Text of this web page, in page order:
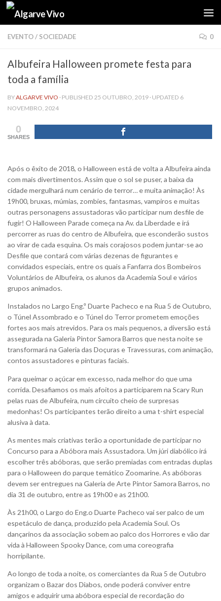
Skip to content
EVENTO/ SOCIEDADE 0
Albufeira Halloween promete festa para
toda a família
BYALGARVE VIVO · PUBLISHED 25 OUTUBRO, 2019 · UPDATED 6
NOVEMBRO, 2024
0
SHARES
Após o êxito de 2018, o Halloween está de volta a Albufeira ainda
com mais divertimentos. Assim que o sol se puser, a baixa da
cidade mergulhará num cenário de terror… e muita animação! Às
19h00, bruxas, múmias, zombies, fantasmas, vampiros e muitas
outras personagens assustadoras vão participar num desfile de
fugir! O Halloween Parade começa na Av. da Liberdade e irá
percorrer as ruas do centro de Albufeira, que esconderão sustos
ao virar de cada esquina. Os mais corajosos podem juntar-se ao
Desfile que contará com várias dezenas de figurantes e
convidados especiais, entre os quais a Fanfarra dos Bombeiros
Voluntários de Albufeira, os alunos da Academia Soul e vários
grupos animados.
Instalados no Largo Eng.º Duarte Pacheco e na Rua 5 de Outubro,
o Túnel Assombrado e o Túnel do Terror prometem emoções
fortes aos mais atrevidos. Para os mais pequenos, a diversão está
assegurada na Galeria Pintor Samora Barros que nesta noite se
transformará na Galeria das Doçuras e Travessuras, com animação,
contos assustadores e pinturas faciais.
Para queimar o açúcar em excesso, nada melhor do que uma
corrida. Desafiamos os mais afoitos a participarem na Scary Run
pelas ruas de Albufeira, num circuito cheio de surpresas
medonhas! Os participantes terão direito a uma t-shirt especial
alusiva à data.
As mentes mais criativas terão a oportunidade de participar no
Concurso para a Abóbora mais Assustadora. Um júri diabólico irá
escolher três abóboras, que serão premiadas com entradas duplas
para o Halloween do parque temático Zoomarine. As abóboras
devem ser entregues na Galeria de Arte Pintor Samora Barros, no
dia 31 de outubro, entre as 19h00 e as 21h00.
Às 21h00, o Largo do Eng.o Duarte Pacheco vai ser palco de um
espetáculo de dança, produzido pela Academia Soul. Os
dançarinos da associação sobem ao palco dos Horrores e vão dar
vida à Halloween Spooky Dance, com uma coreografia
horripilante.
Ao longo de toda a noite, os comerciantes da Rua 5 de Outubro
organizam o Bazar dos Diabos, onde poderá conviver entre
amigos e adquirir uma abóbora especial de recordação do